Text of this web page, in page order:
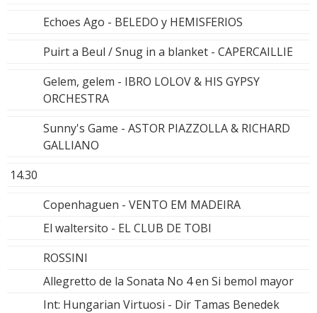
Echoes Ago - BELEDO y HEMISFERIOS
Puirt a Beul / Snug in a blanket - CAPERCAILLIE
Gelem, gelem - IBRO LOLOV & HIS GYPSY
ORCHESTRA
Sunny's Game - ASTOR PIAZZOLLA & RICHARD
GALLIANO
14.30
Copenhaguen - VENTO EM MADEIRA
El waltersito - EL CLUB DE TOBI
ROSSINI
Allegretto de la Sonata No 4 en Si bemol mayor
Int: Hungarian Virtuosi - Dir Tamas Benedek